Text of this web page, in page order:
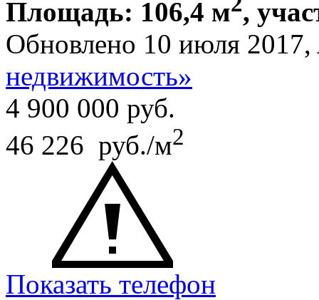
Площадь: 106,4 м ,
Обновлено 10 июля 2017,
недвижимость»
4 900 000 руб.
46 226 руб./м2
Показать телефон